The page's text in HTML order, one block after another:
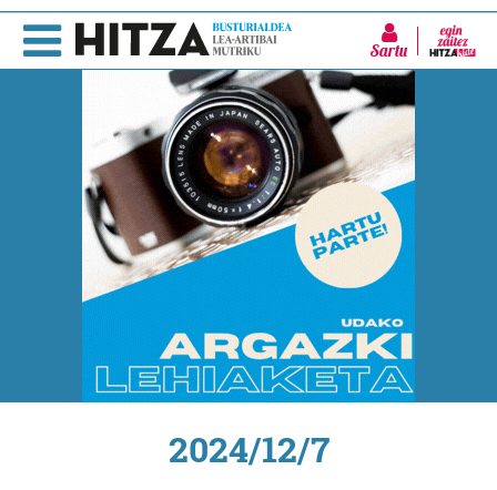
Sartu
2024/12/7